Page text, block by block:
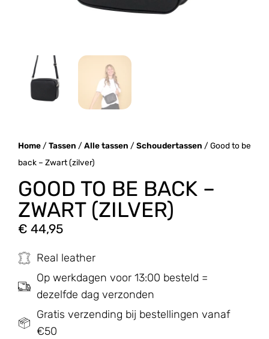
Home / Tassen / Alle tassen / Schoudertassen / Good to be
back – Zwart (zilver)
GOOD TO BE BACK –
ZWART (ZILVER)
€ 44,95
Real leather
Op werkdagen voor 13:00 besteld =
dezelfde dag verzonden
Gratis verzending bij bestellingen vanaf
€50